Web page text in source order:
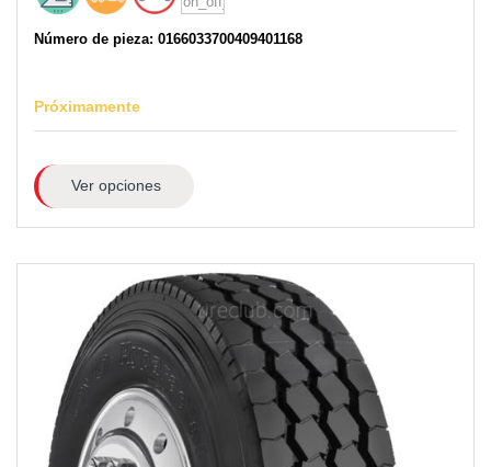
Número de pieza: 0166033700409401168
Próximamente
Ver opciones